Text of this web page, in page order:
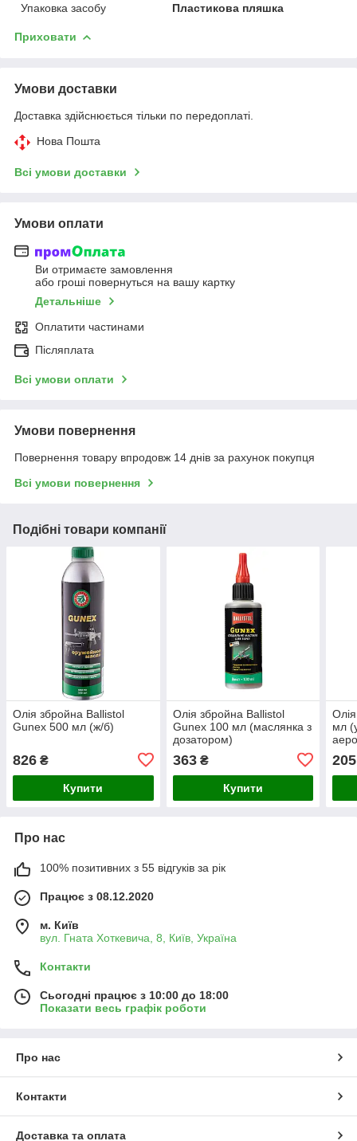
Упаковка засобу
Пластикова пляшка
Приховати
Умови доставки
Доставка здійснюється тільки по передоплаті.
Нова Пошта
Всі умови доставки
Умови оплати
Ви отримаєте замовлення
або гроші повернуться на вашу картку
Детальніше
Оплатити частинами
Післяплата
Всі умови оплати
Умови повернення
Повернення товару впродовж 14 днів за рахунок покупця
Всі умови повернення
Подібні товари компанії
Олія збройна Ballistol
Gunex 500 мл (ж/б)
826 ₴
Купити
Олія збройна Ballistol
Gunex 100 мл (маслянка з
дозатором)
363₴
Купити
мл
205
Про нас
100% позитивних з 55 відгуків за рік
Працює з 08.12.2020
м. Київ
вул. Гната Хоткевича, 8, Київ, Україна
Контакти
Сьогодні працює з 10:00 до 18:00
Показати весь графік роботи
Про нас
Контакти
Доставка та оплата